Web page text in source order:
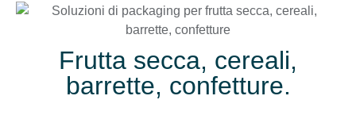
Frutta secca, cereali,
barrette, confetture.